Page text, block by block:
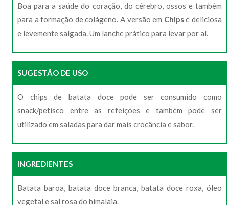
Boa para a saúde do coração, do cérebro, ossos e também
para a formação de colágeno. A versão em Chipsé deliciosa
e levemente salgada. Um lanche prático para levar por aí.
SUGESTÃO DE USO
O chips de batata doce pode ser consumido como
snack/petisco entre as refeições e também pode ser
utilizado em saladas para dar mais crocância e sabor.
INGREDIENTES
Batata baroa, batata doce branca, batata doce roxa, óleo
vegetal e sal rosa do himalaia.